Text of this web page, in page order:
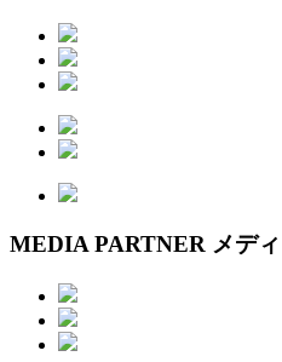
MEDIA PARTNER メデ